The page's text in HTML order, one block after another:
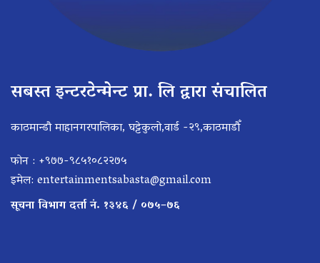
सबस्त इन्टरटेन्मेन्ट प्रा. लि द्वारा संचालित
काठमान्डौ माहानगरपालिका, घट्टेकुलो,वार्ड -२९,काठमाडौँ
फोन : +९७७-९८५१०८२२७५
इमेल: entertainmentsabasta@gmail.com
सूचना विभाग दर्ता नं. १३४६ / ०७५–७६